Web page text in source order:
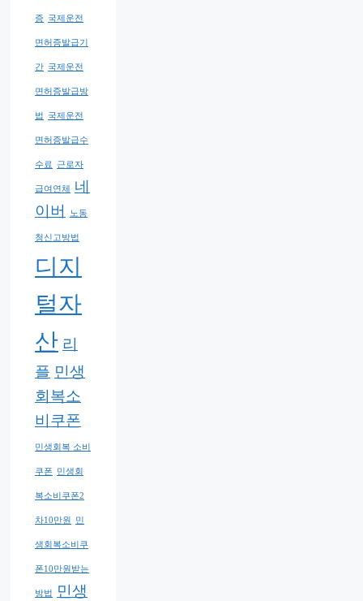
증 국제운전
면허증발급기
간 국제운전
면허증발급방
법 국제운전
면허증발급수
수료 근로자
급여연체
네
이버
노동
청신고방법
디지
털자
산 리
플 민생
회복소
비쿠폰
민생회복 소비
쿠폰 민생회
복소비쿠폰2
차10만원 민
생회복소비쿠
폰10만원받는
방법
민생